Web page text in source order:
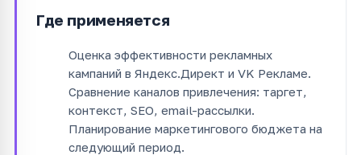
Где применяется
Оценка эффективности рекламных
кампаний в Яндекс.Директ и VK Рекламе.
Сравнение каналов привлечения: таргет,
контекст, SEO, email-рассылки.
Планирование маркетингового бюджета на
следующий период.